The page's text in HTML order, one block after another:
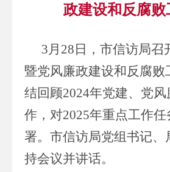
政建设和反腐败
3月28日，市信访局召
暨党风廉政建设和反腐败
结回顾2024年党建、党
作，对2025年重点工作
署。市信访局党组书记、
持会议并讲话。